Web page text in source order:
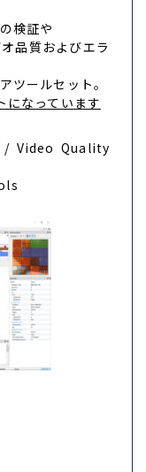
検証や
品質およびエラ
ツールセット。
になっています
Video Quality